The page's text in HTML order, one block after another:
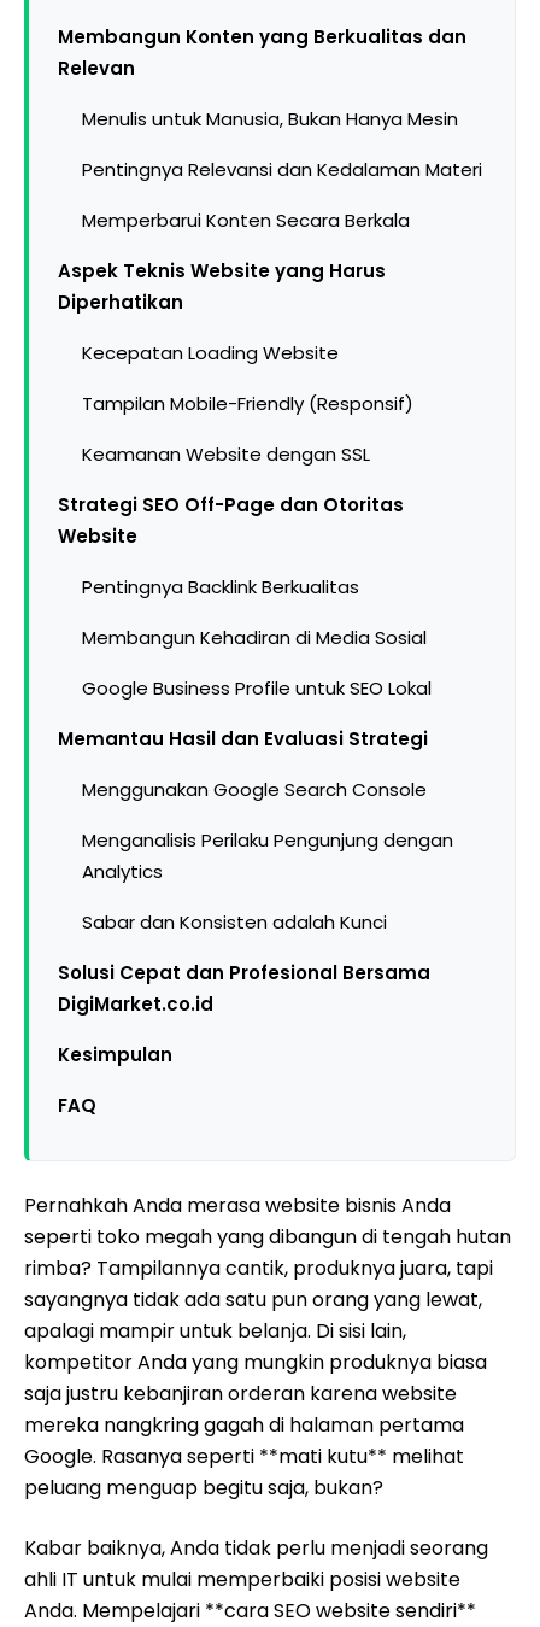
Membangun Konten yang Berkualitas dan
Relevan
Menulis untuk Manusia, Bukan Hanya Mesin
Pentingnya Relevansi dan Kedalaman Materi
Memperbarui Konten Secara Berkala
Aspek Teknis Website yang Harus
Diperhatikan
Kecepatan Loading Website
Tampilan Mobile-Friendly (Responsif)
Keamanan Website dengan SSL
Strategi SEO Off-Page dan Otoritas
Website
Pentingnya Backlink Berkualitas
Membangun Kehadiran di Media Sosial
Google Business Profile untuk SEO Lokal
Memantau Hasil dan Evaluasi Strategi
Menggunakan Google Search Console
Menganalisis Perilaku Pengunjung dengan
Analytics
Sabar dan Konsisten adalah Kunci
Solusi Cepat dan Profesional Bersama
DigiMarket.co.id
Kesimpulan
FAQ
Pernahkah Anda merasa website bisnis Anda
seperti toko megah yang dibangun di tengah hutan
rimba? Tampilannya cantik, produknya juara, tapi
sayangnya tidak ada satu pun orang yang lewat,
apalagi mampir untuk belanja. Di sisi lain,
kompetitor Anda yang mungkin produknya biasa
saja justru kebanjiran orderan karena website
mereka nangkring gagah di halaman pertama
Google. Rasanya seperti **mati kutu** melihat
peluang menguap begitu saja, bukan?
Kabar baiknya, Anda tidak perlu menjadi seorang
ahli IT untuk mulai memperbaiki posisi website
Anda. Mempelajari **cara SEO website sendiri**